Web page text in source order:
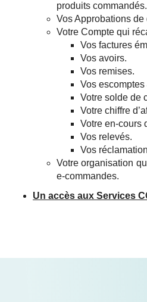
produits commandés.
Vos Approbations
Votre Compte qui
Vos factures
Vos avoirs.
Vos remises.
Vos
Votre solde de
Votre chiffre
Votre en-cours
Vos relevés.
Vos
Votre organisation
e-commandes.
Un accès aux Services